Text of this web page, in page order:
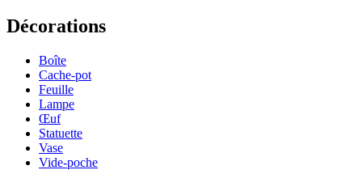
Décorations
Boîte
Cache-pot
Feuille
Lampe
Œuf
Statuette
Vase
Vide-poche